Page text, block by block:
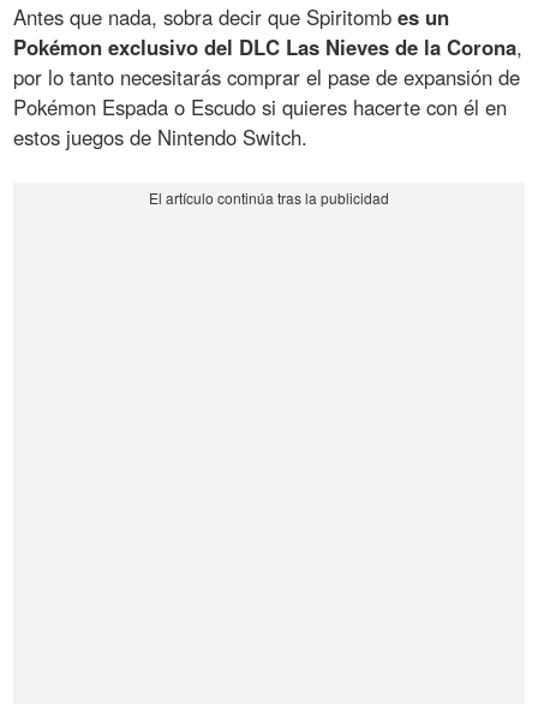
Antes que nada, sobra decir que Spiritombes un
Pokémon exclusivo del DLC Las Nieves de la Corona,
por lo tanto necesitarás comprar el pase de expansión de
Pokémon Espada o Escudo si quieres hacerte con él en
estos juegos de Nintendo Switch.